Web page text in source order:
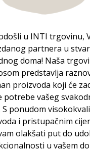
u INTI trgovinu,
partnera u
doma! Naša
predstavlja
proizvoda koji će
potrebe vašeg
S ponudom
i pristupačnim
olakšati put do
u vašem